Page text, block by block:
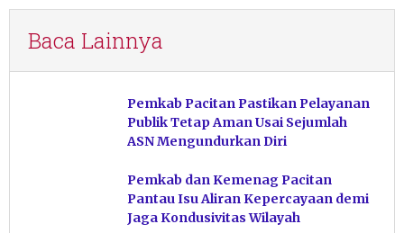
Baca Lainnya
Pemkab Pacitan Pastikan Pelayanan
Publik Tetap Aman Usai Sejumlah
ASN Mengundurkan Diri
Pemkab dan Kemenag Pacitan
Pantau Isu Aliran Kepercayaan demi
Jaga Kondusivitas Wilayah